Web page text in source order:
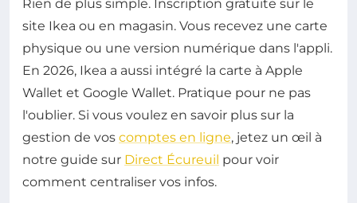
Rien de plus simple. Inscription gratuite sur le
site Ikea ou en magasin. Vous recevez une carte
physique ou une version numérique dans l'appli.
En 2026, Ikea a aussi intégré la carte à Apple
Wallet et Google Wallet. Pratique pour ne pas
l'oublier. Si vous voulez en savoir plus sur la
gestion de vos comptes en ligne, jetez un œil à
notre guide sur Direct Écureuil pour voir
comment centraliser vos infos.